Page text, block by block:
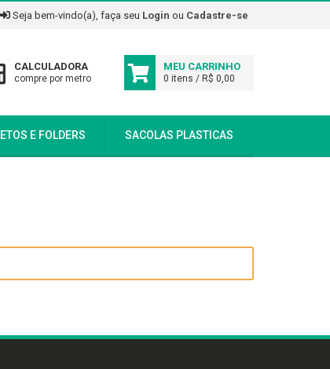
Seja bem-vindo(a), faça seu Login ou Cadastre-se
CALCULADORA
compre por metro
MEU CARRINHO
0 itens / R$ 0,00
E FOLDERS SACOLAS PLASTICAS